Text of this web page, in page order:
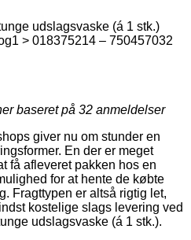
udslagsvaske (á 1 stk.)
> 018375214 – 750457032
baseret på 32 anmeldelser
giver nu om stunder en
En der er meget
få afleveret pakken hos en
for at hente de købte
Fragttypen er altså rigtig let,
kostelige slags levering ved
udslagsvaske (á 1 stk.).